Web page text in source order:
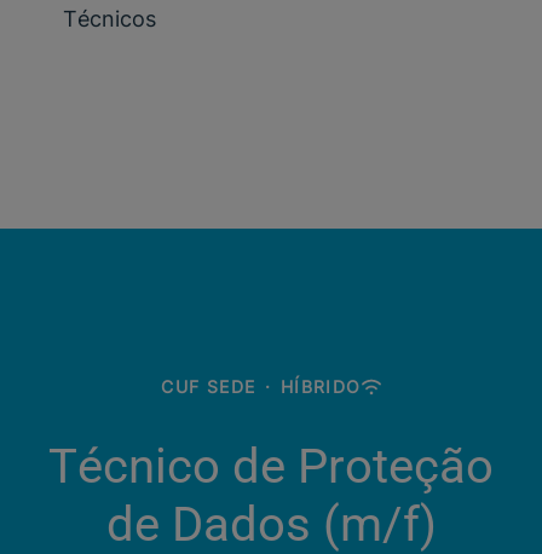
Técnicos
CUF SEDE · HÍBRIDO
Técnico de Proteção
de Dados (m/f)